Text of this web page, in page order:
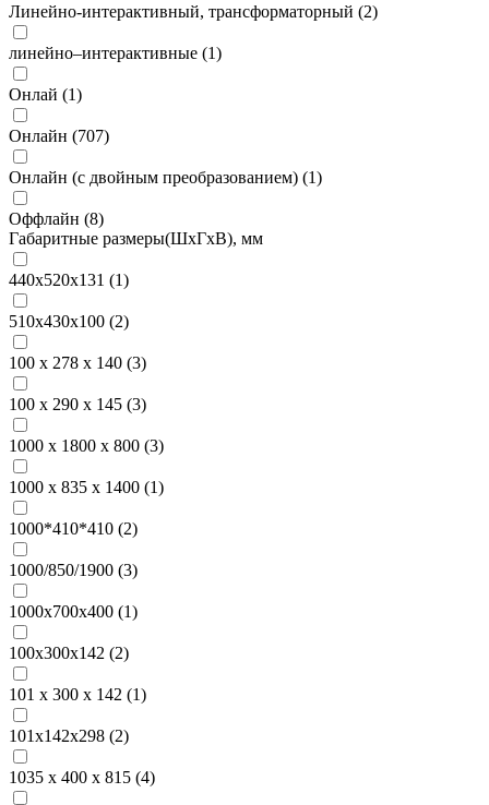
Линейно-интерактивный, трансформаторный (2)
линейно–интерактивные (1)
Онлай (1)
Онлайн (707)
Онлайн (с двойным преобразованием) (1)
Оффлайн (8)
Габаритные размеры(ШxГxВ), мм
440х520х131 (1)
510х430х100 (2)
100 х 278 х 140 (3)
100 х 290 х 145 (3)
1000 х 1800 х 800 (3)
1000 х 835 х 1400 (1)
1000*410*410 (2)
1000/850/1900 (3)
1000х700х400 (1)
100х300х142 (2)
101 x 300 x 142 (1)
101х142х298 (2)
1035 х 400 х 815 (4)